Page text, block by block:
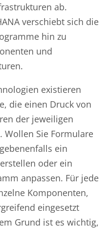
ab.
verschiebt sich die
hin zu
und
existieren
die einen Druck von
der jeweiligen
Wollen Sie Formulare
ein
oder ein
anpassen. Für jede
Komponenten,
eingesetzt
Grund ist es wichtig,